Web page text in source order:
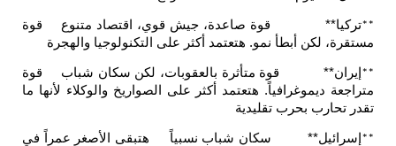
قوة صاعدة، جيش قوي، اقتصاد متنوع
قوة
نمو. هتعتمد أكثر على التكنولوجيا والهجرة
قوة متأثرة بالعقوبات، لكن سكان شباب
قوة
هتعتمد أكثر على الصواريخ والوكلاء لأنها ما
تقليدية
سكان شباب نسبياً
هتبقى الأصغر عمراً في